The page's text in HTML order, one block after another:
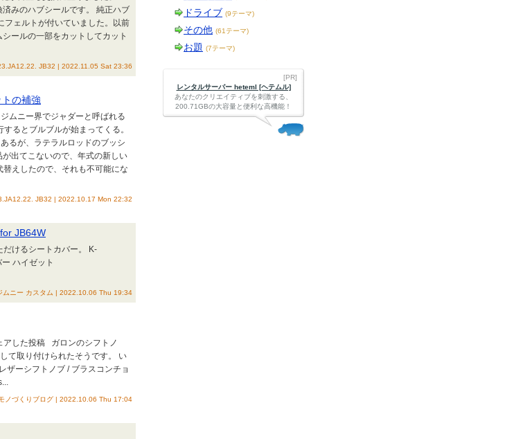
みのハブシールです。 純正ハブ
ェルトが付いていました。以前
ールの一部をカットしてカット
JB32 | 2022.11.05 Sat 23:36
の補強
ニー界でジャダーと呼ばれる
るとブルブルが始まってくる。
るが、ラテラルロッドのブッシ
出てこないので、年式の新しい
えしたので、それも不可能にな
JB32 | 2022.10.17 Mon 22:32
JB64W
けるシートカバー。 K-
ハイゼット
ムニー カスタム | 2022.10.06 Thu 19:34
アした投稿 ガロンのシフトノ
て取り付けられたそうです。 い
ザーシフトノブ / ブラスコンチョ
ノづくりブログ | 2022.10.06 Thu 17:04
ドライブ (9テーマ)
その他 (61テーマ)
お題 (7テーマ)
[PR]
レンタルサーバー heteml [ヘテムル]
あなたのクリエイティブを刺激する、
200.71GBの大容量と便利な高機能！